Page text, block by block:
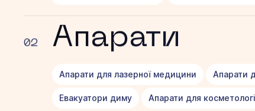
02 Апарати
Апарати для лазерної медицини Апарати
Евакуатори диму Апарати для